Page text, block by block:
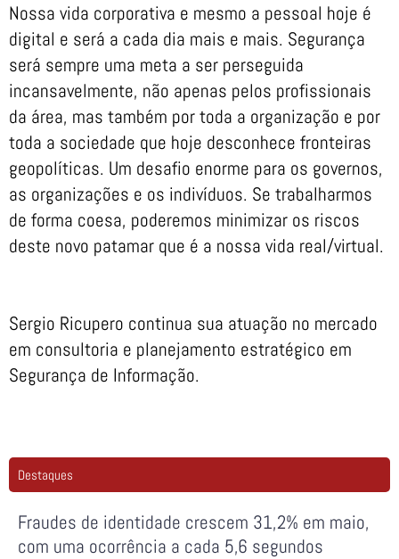
Nossa vida corporativa e mesmo a pessoal hoje é
digital e será a cada dia mais e mais. Segurança
será sempre uma meta a ser perseguida
incansavelmente, não apenas pelos profissionais
da área, mas também por toda a organização e por
toda a sociedade que hoje desconhece fronteiras
geopolíticas. Um desafio enorme para os governos,
as organizações e os indivíduos. Se trabalharmos
de forma coesa, poderemos minimizar os riscos
deste novo patamar que é a nossa vida real/virtual.
Sergio Ricupero continua sua atuação no mercado
em consultoria e planejamento estratégico em
Segurança de Informação.
Destaques
Fraudes de identidade crescem 31,2% em maio,
com uma ocorrência a cada 5,6 segundos